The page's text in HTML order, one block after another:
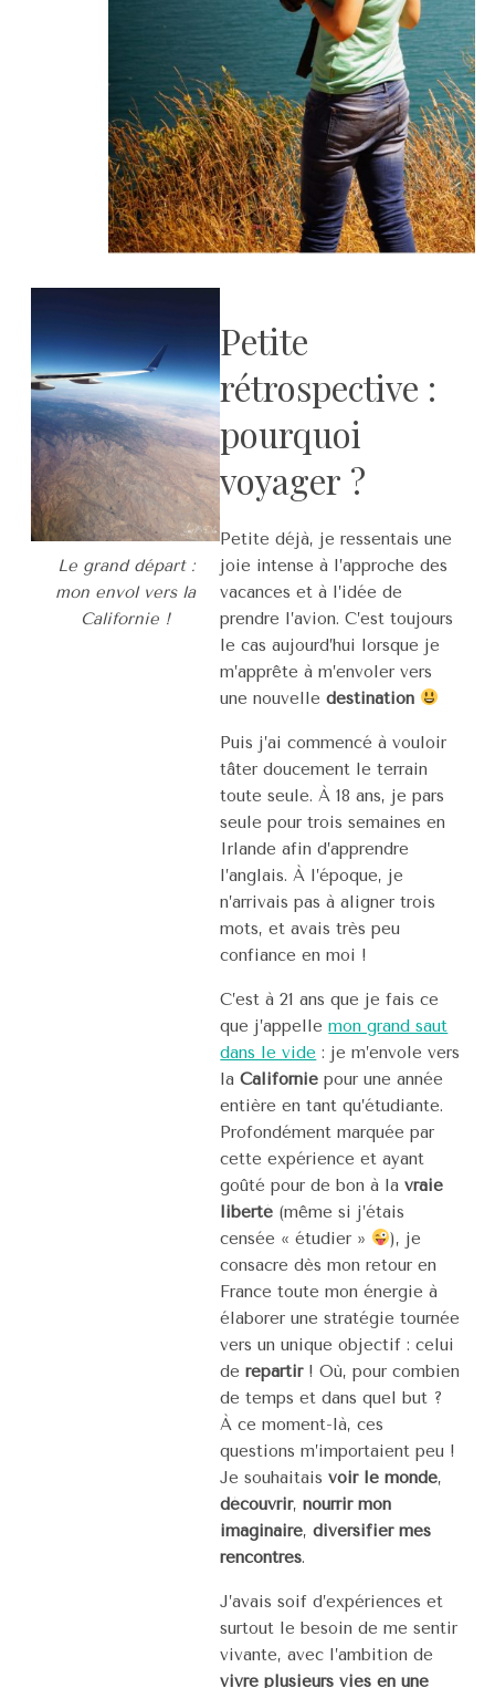
Le grand départ :
mon envol vers la
Californie !
Petite
rétrospective :
pourquoi
voyager ?
Petite déjà, je ressentais une
joie intense à l’approche des
vacances et à l’idée de
prendre l’avion. C’est toujours
le cas aujourd’hui lorsque je
m’apprête à m’envoler vers
une nouvelledestination
Puis j’ai commencé à vouloir
tâter doucement le terrain
toute seule. À 18 ans, je pars
seule pour trois semaines en
Irlande afin d’apprendre
l’anglais. À l’époque, je
n’arrivais pas à aligner trois
mots, et avais très peu
confiance en moi !
C’est à 21 ans que je fais ce
que j’appellemon grand saut
dans le vide : je m’envole vers
laCalifornie pour une année
entière en tant qu’étudiante.
Profondément marquée par
cette expérience et ayant
goûté pour de bon à lavraie
liberté (même si j’étais
censée « étudier »
), je
consacre dès mon retour en
France toute mon énergie à
élaborer une stratégie tournée
vers un unique objectif : celui
derepartir! Où, pour combien
de temps et dans quel but ?
À ce moment-là, ces
questions m’importaient peu !
Je souhaitaisvoir le monde,
découvrir,nourrir mon
imaginaire,diversifier mes
rencontres.
J’avais soif d’expériences et
surtout le besoin de me sentir
vivante, avec l’ambition de
vivre plusieurs vies en une